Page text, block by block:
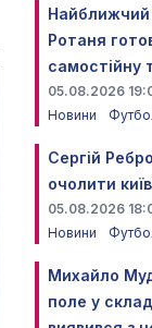
Найближчий
Ротаня
самостійну
05.08.2026
Новини
Сергій
очолити
05.08.2026
Новини
Михайло
поле у